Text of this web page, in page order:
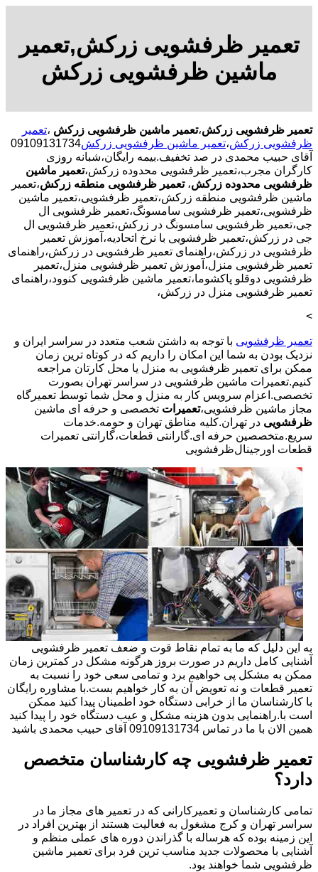
تعمیر ظرفشویی زرکش,تعمیر
ماشین ظرفشویی زرکش
تعمیر ظرفشویی زرکش،تعمیر ماشین ظرفشویی زرکش ،تعمیر
ظرفشویی زرکش،تعمیر ماشین ظرفشویی زرکش09109131734
آقای حبیب محمدی در صد تخفیف.بیمه رایگان،شبانه روزی
کارگران مجرب،تعمیر ظرفشویی محدوده زرکش،تعمیر ماشین
ظرفشویی محدوده زرکش، تعمیر ظرفشویی منطقه زرکش،تعمیر
ماشین ظرفشویی منطقه زرکش،تعمیر ظرفشویی،تعمیر ماشین
ظرفشویی،تعمیر ظرفشویی سامسونگ،تعمیر ظرفشویی ال
جی،تعمیر ظرفشویی سامسونگ در زرکش،تعمیر ظرفشویی ال
جی در زرکش،تعمیر ظرفشویی با نرخ اتحادیه،آموزش تعمیر
ظرفشویی در زرکش،راهنمای تعمیر ظرفشویی در زرکش،راهنمای
تعمیر ظرفشویی منزل،آموزش تعمیر ظرفشویی منزل،تعمیر
ظرفشویی دوقلو پاکشوما،تعمیر ماشین ظرفشویی کنوود،راهنمای
تعمیر ظرفشویی منزل در زرکش،
>
تعمیر ظرفشویی با توجه به داشتن شعب متعدد در سراسر ایران و
نزدیک بودن به شما این امکان را داریم که در کوتاه ترین زمان
ممکن برای تعمیر ظرفشویی به منزل یا محل کارتان مراجعه
کنیم.تعمیرات ماشین ظرفشویی در سراسر تهران بصورت
تخصصی.اعزام سرویس کار به منزل و محل شما توسط تعمیرگاه
مجاز ماشین ظرفشویی،تعمیرات تخصصی و حرفه ای ماشین
ظرفشویی در تهران.کلیه مناطق تهران و حومه.خدمات
سریع.متخصصین حرفه ای.گارانتی قطعات،گارانتی تعمیرات
قطعات اورجینالظرفشویی
به این دلیل که ما به تمام نقاط قوت و ضعف تعمیر ظرفشویی
آشنایی کامل داریم در صورت بروز هرگونه مشکل در کمترین زمان
ممکن به مشکل پی خواهیم برد و تمامی سعی خود را نسبت به
تعمیر قطعات و نه تعویض آن به کار خواهیم بست.با مشاوره رایگان
با کارشناسان ما از خرابی دستگاه خود اطمینان پیدا کنید ممکن
است با.راهنمایی بدون هزینه مشکل و عیب دستگاه خود را پیدا کنید
همین الان با ما در تماس 09109131734 آقای حبیب محمدی باشید
تعمیر ظرفشویی چه کارشناسان متخصص
دارد؟
تمامی کارشناسان و تعمیرکارانی که در تعمیر های مجاز ما در
سراسر تهران و کرج مشغول به فعالیت هستند از بهترین افراد در
این زمینه بوده که هرساله با گذراندن دوره های عملی منظم و
آشنایی با محصولات جدید مناسب ترین فرد برای تعمیر ماشین
ظرفشویی شما خواهند بود.